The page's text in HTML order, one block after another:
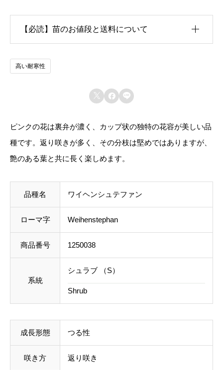
W
n
s
h
【必読】苗のお値段と送料について
生育状況が各苗、また季節ごとに異なるため、苗のお
値段は「概算価格」
また、送料につきましては、苗の種類、生育形態、生
ト上では未記載となっております。
ご注文後にお送りする「ご注文確定メール」にて、送
等に不都合ございましたら、メール到着後にキャンセ
ルを承っております。
高い耐寒性
  
ピンクの花は裏弁が濃く、カップ状の独特の花容が美しい品
種です。返り咲きが多く、その分枝は堅めではありますが、
艶のある葉と共に長く楽しめます。
品種名 ワイヘンシュテファン
ローマ字 Weihenstephan
商品番号 1250038
系統
シュラブ （S）
Shrub
成長形態 つる性
咲き方 返り咲き